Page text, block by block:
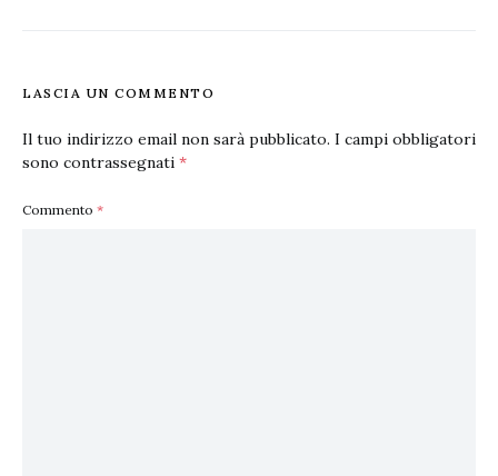
LASCIA UN COMMENTO
Il tuo indirizzo email non sarà pubblicato. I campi obbligatori
sono contrassegnati *
Commento *